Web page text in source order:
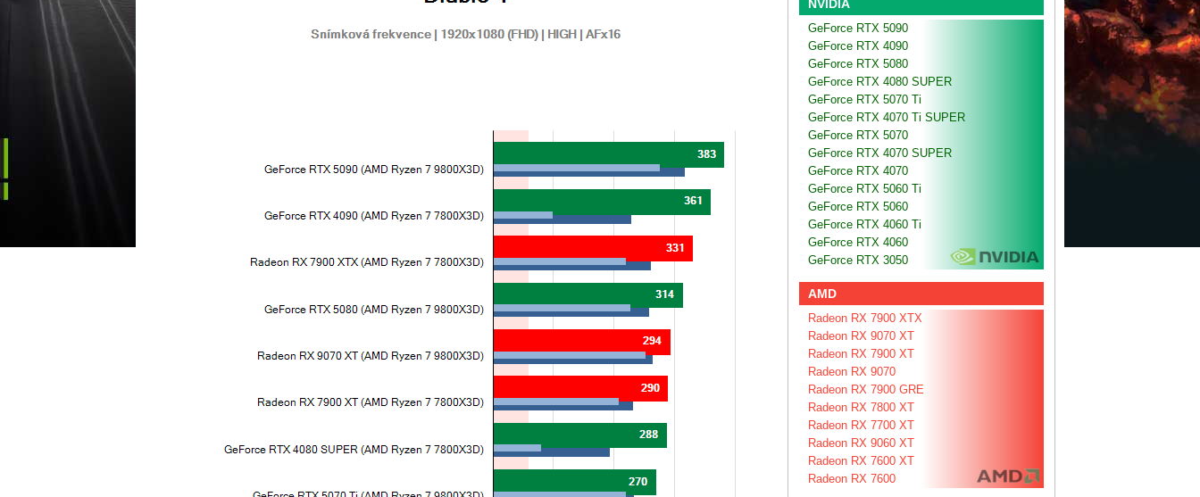
NVIDIA
GeForce RTX 5090
GeForce RTX 4090
GeForce RTX 5080
GeForce RTX 4080 SUPER
GeForce RTX 5070 Ti
GeForce RTX 4070 Ti SUPER
GeForce RTX 5070
GeForce RTX 4070 SUPER
GeForce RTX 4070
GeForce RTX 5060 Ti
GeForce RTX 5060
GeForce RTX 4060 Ti
GeForce RTX 4060
GeForce RTX 3050
AMD
Radeon RX 7900 XTX
Radeon RX 9070 XT
Radeon RX 7900 XT
Radeon RX 9070
Radeon RX 7900 GRE
Radeon RX 7800 XT
Radeon RX 7700 XT
Radeon RX 9060 XT
Radeon RX 7600 XT
Radeon RX 7600